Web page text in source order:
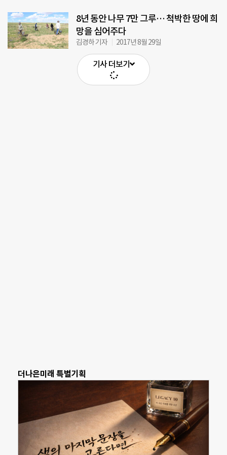
8년 동안 나무 7만 그루… 척박한 땅에 희
망을 심어주다
김경하 기자 2017년 8월 29일
기사 더보기
더나은미래 특별기획